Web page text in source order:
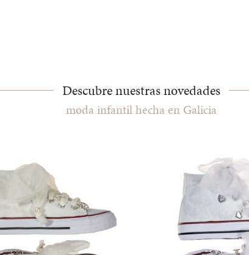
Descubre nuestras novedades
moda infantil hecha en Galicia